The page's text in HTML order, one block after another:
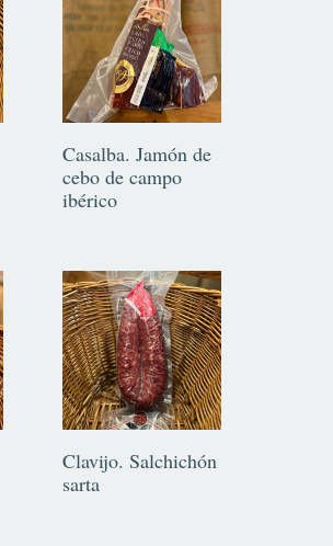
Casalba. Jamón de
cebo de campo
ibérico
Clavijo. Salchichón
sarta